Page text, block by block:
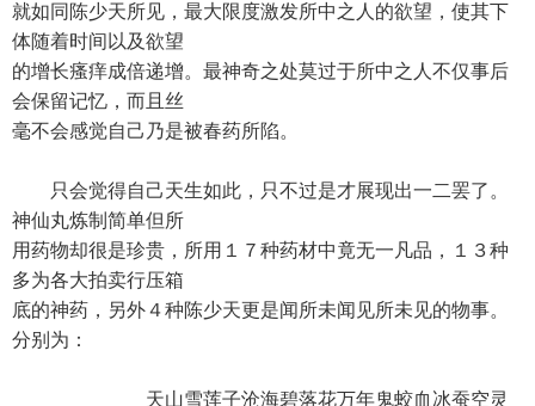
就如同陈少天所见，最大限度激发所中之人的欲望，使其下
体随着时间以及欲望
的增长瘙痒成倍递增。最神奇之处莫过于所中之人不仅事后
会保留记忆，而且丝
毫不会感觉自己乃是被春药所陷。
只会觉得自己天生如此，只不过是才展现出一二罢了。
神仙丸炼制简单但所
用药物却很是珍贵，所用１７种药材中竟无一凡品，１３种
多为各大拍卖行压箱
底的神药，另外４种陈少天更是闻所未闻见所未见的物事。
分别为：
天山雪莲子沧海碧落花万年鬼蛟血冰蚕空灵